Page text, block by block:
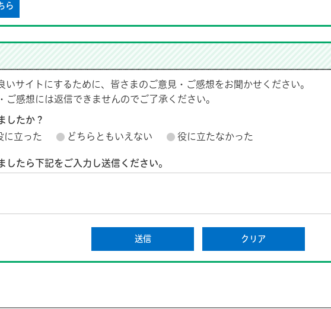
ら
いサイトにするために、皆さまのご意見・ご感想をお聞かせください。
ご感想には返信できませんのでご了承ください。
したか？
に立った どちらともいえない 役に立たなかった
したら下記をご入力し送信ください。